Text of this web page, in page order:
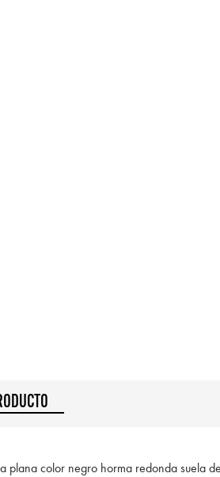
plana color negro horma redonda suela